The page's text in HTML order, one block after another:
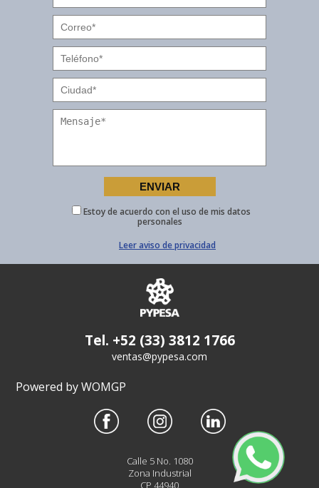
Estoy de acuerdo con el uso de mis datos
personales
Leer aviso de privacidad
Tel. +52 (33) 3812 1766
ventas@pypesa.com
Powered by WOMGP
Calle 5 No. 1080
Zona Industrial
CP 44940